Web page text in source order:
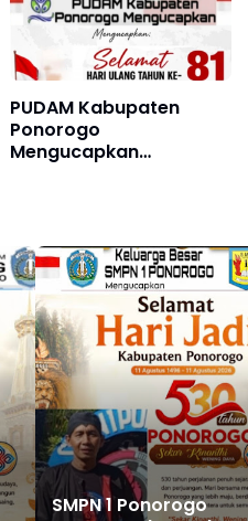
PUDAM Kabupaten
Ponorogo
Mengucapkan
Agustus 2026
SMPN 1 Ponorogo